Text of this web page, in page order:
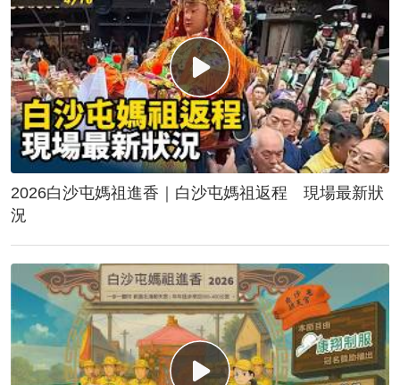
2026白沙屯媽祖進香｜白沙屯媽祖返程 現場最新狀
況